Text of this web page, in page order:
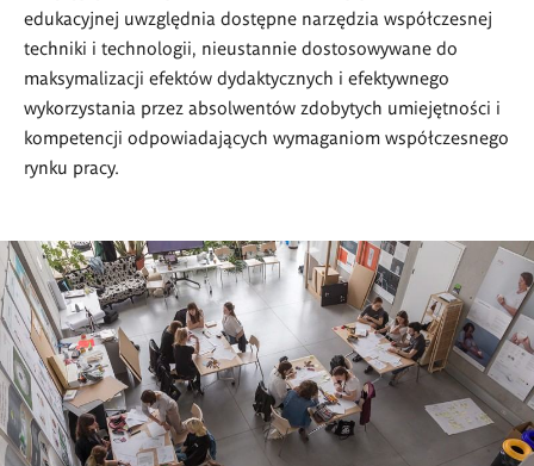
edukacyjnej uwzględnia dostępne narzędzia współczesnej
techniki i technologii, nieustannie dostosowywane do
maksymalizacji efektów dydaktycznych i efektywnego
wykorzystania przez absolwentów zdobytych umiejętności i
kompetencji odpowiadających wymaganiom współczesnego
rynku pracy.